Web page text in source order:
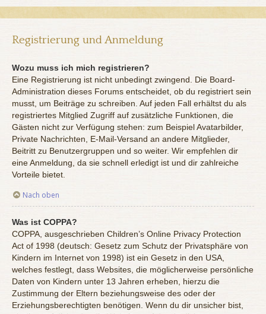
Registrierung und Anmeldung
Wozu muss ich mich registrieren?
Eine Registrierung ist nicht unbedingt zwingend. Die Board-
Administration dieses Forums entscheidet, ob du registriert sein
musst, um Beiträge zu schreiben. Auf jeden Fall erhältst du als
registriertes Mitglied Zugriff auf zusätzliche Funktionen, die
Gästen nicht zur Verfügung stehen: zum Beispiel Avatarbilder,
Private Nachrichten, E-Mail-Versand an andere Mitglieder,
Beitritt zu Benutzergruppen und so weiter. Wir empfehlen dir
eine Anmeldung, da sie schnell erledigt ist und dir zahlreiche
Vorteile bietet.
Nach oben
Was ist COPPA?
COPPA, ausgeschrieben Children’s Online Privacy Protection
Act of 1998 (deutsch: Gesetz zum Schutz der Privatsphäre von
Kindern im Internet von 1998) ist ein Gesetz in den USA,
welches festlegt, dass Websites, die möglicherweise persönliche
Daten von Kindern unter 13 Jahren erheben, hierzu die
Zustimmung der Eltern beziehungsweise des oder der
Erziehungsberechtigten benötigen. Wenn du dir unsicher bist,